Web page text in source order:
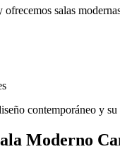
salas
contemporáneo y
Moderno